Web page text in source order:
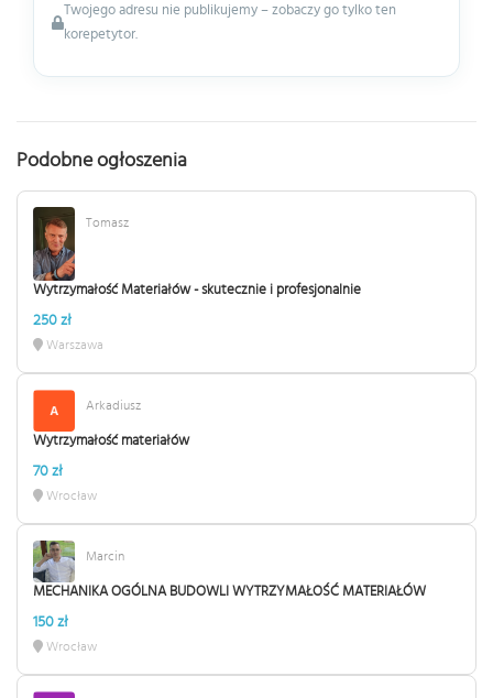
Twojego adresu nie publikujemy – zobaczy go tylko ten
korepetytor.
Podobne ogłoszenia
Tomasz
Wytrzymałość Materiałów - skutecznie i profesjonalnie
250 zł
Warszawa
Arkadiusz
Wytrzymałość materiałów
70 zł
Wrocław
Marcin
MECHANIKA OGÓLNA BUDOWLI WYTRZYMAŁOŚĆ MATERIAŁÓW
150 zł
Wrocław